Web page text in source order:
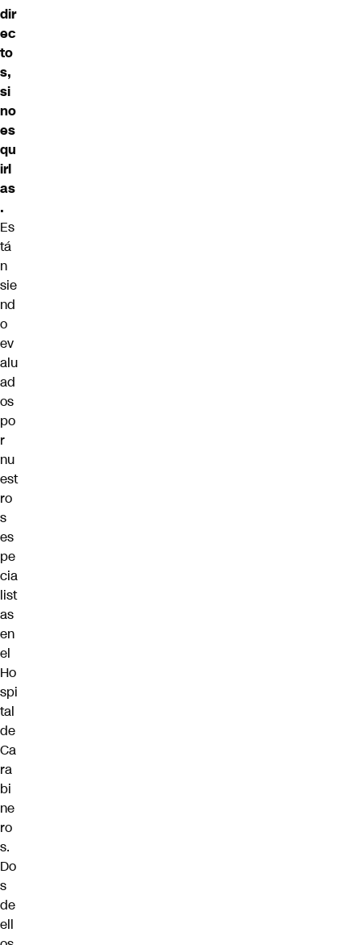
dir
ec
to
s,
si
no
es
qu
irl
as
.
Es
tá
n
sie
nd
o
ev
alu
ad
os
po
r
nu
est
ro
s
es
pe
cia
list
as
en
el
Ho
spi
tal
de
Ca
ra
bi
ne
ro
s.
Do
s
de
ell